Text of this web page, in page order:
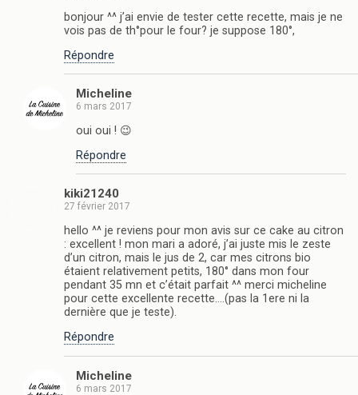
bonjour ^^ j’ai envie de tester cette recette, mais je ne
vois pas de th°pour le four? je suppose 180°,
Répondre
Micheline
6 mars 2017
oui oui ! 😉
Répondre
kiki21240
27 février 2017
hello ^^ je reviens pour mon avis sur ce cake au citron
: excellent ! mon mari a adoré, j’ai juste mis le zeste
d’un citron, mais le jus de 2, car mes citrons bio
étaient relativement petits, 180° dans mon four
pendant 35 mn et c’était parfait ^^ merci micheline
pour cette excellente recette….(pas la 1ere ni la
dernière que je teste).
Répondre
Micheline
6 mars 2017